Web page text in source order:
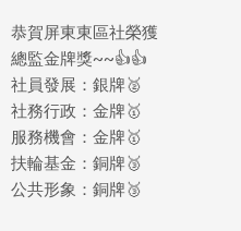
恭賀屏東東區社榮獲
總監金牌獎~~👍👍
社員發展：銀牌🥈
社務行政：金牌🥇
服務機會：金牌🥇
扶輪基金：銅牌🥉
公共形象：銅牌🥉